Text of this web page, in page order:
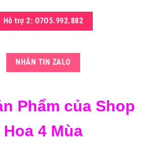
Hỗ trợ 2: O7O5.992.882
NHẮN TIN ZALO
Phẩm của Shop
Hoa 4 Mùa